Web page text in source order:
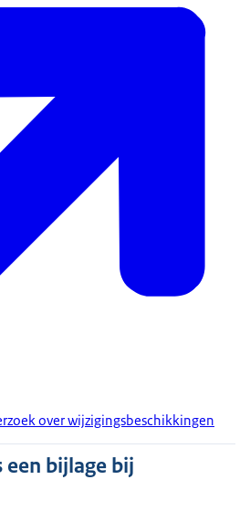
over wijzigingsbeschikkingen
bijlage bij